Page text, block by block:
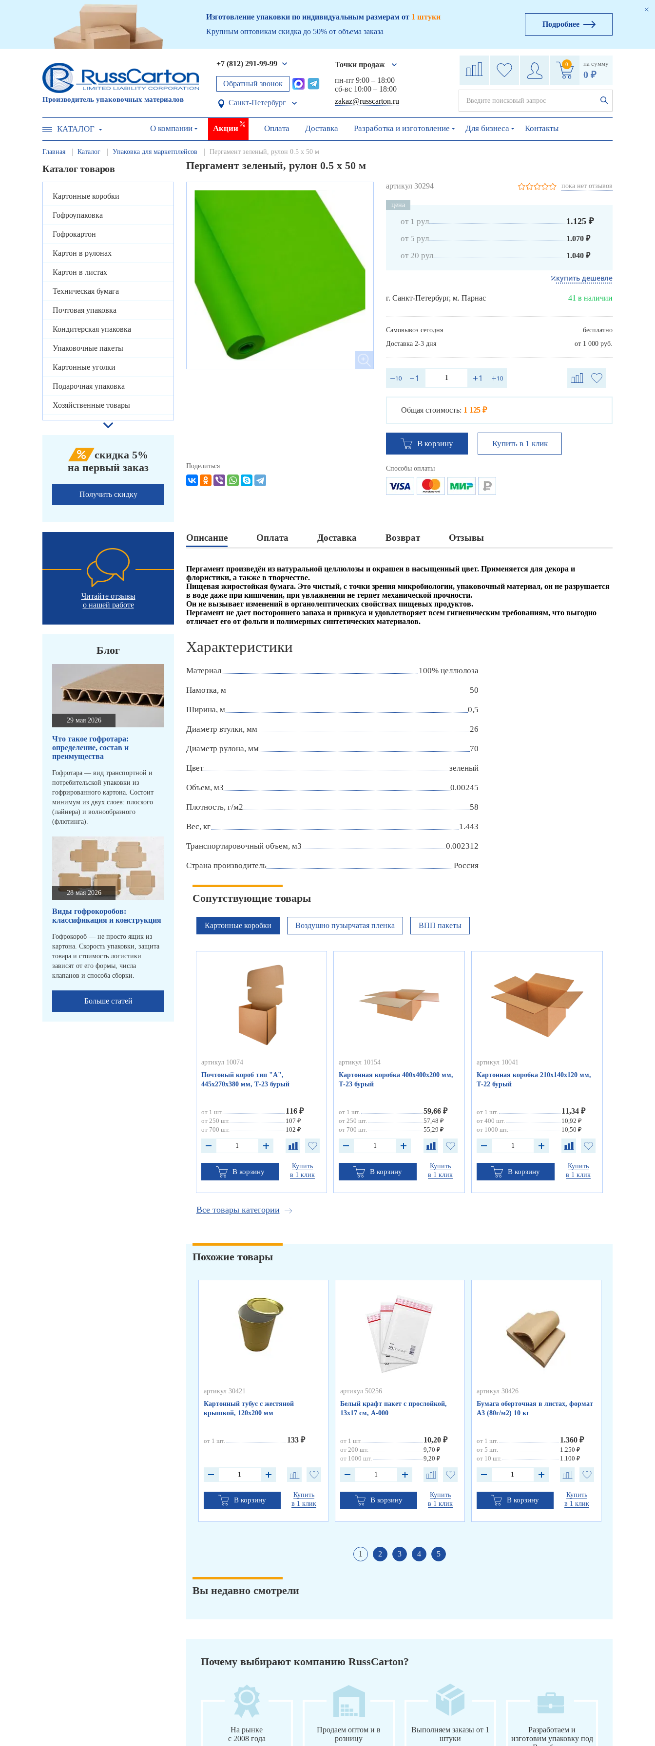
Изготовление упаковки по индивидуальным размерам от 1 штуки
Крупным оптовикам скидка до 50% от объема заказа
Подробнее
Производитель упаковочных материалов
+7 (812) 291-99-99
Обратный звонок
Санкт-Петербург
Точки продаж
пн-пт 9:00 – 18:00
сб-вс 10:00 – 18:00
zakaz@russcarton.ru
0 на сумму
0 ₽
КАТАЛОГ О компании Акции Оплата Доставка Разработка и изготовление Для бизнеса Контакты
Главная Каталог Упаковка для маркетплейсов Пергамент зеленый, рулон 0.5 х 50 м
Каталог товаров
Картонные коробки
Гофроупаковка
Гофрокартон
Картон в рулонах
Картон в листах
Техническая бумага
Почтовая упаковка
Кондитерская упаковка
Упаковочные пакеты
Картонные уголки
Подарочная упаковка
Хозяйственные товары
скидка 5%
на первый заказ
Получить скидку
Читайте отзывы
о нашей работе
Блог
29 мая 2026
Что такое гофротара:
определение, состав и
преимущества
Гофротара — вид транспортной и
потребительской упаковки из
гофрированного картона. Состоит
минимум из двух слоев: плоского
(лайнера) и волнообразного
(флютинга).
28 мая 2026
Виды гофрокоробов:
классификация и конструкция
Гофрокороб — не просто ящик из
картона. Скорость упаковки, защита
товара и стоимость логистики
зависят от его формы, числа
клапанов и способа сборки.
Больше статей
Пергамент зеленый, рулон 0.5 х 50 м
артикул 30294 пока нет отзывов
цена
от 1 рул 1.125 ₽
от 5 рул 1.070 ₽
от 20 рул 1.040 ₽
купить дешевле
г. Санкт-Петербург, м. Парнас 41 в наличии
Самовывоз сегодня
бесплатно
Доставка 2-3 дня
от 1 000 руб.
Общая стоимость: 1 125 ₽
В корзину Купить в 1 клик
Поделиться Способы оплаты
Описание Оплата Доставка Возврат Отзывы
Пергамент произведён из натуральной целлюлозы и окрашен в насыщенный цвет. Применяется для декора и
флористики, а также в творчестве.
Пищевая жиростойкая бумага. Это чистый, с точки зрения микробиологии, упаковочный материал, он не разрушается
в воде даже при кипячении, при увлажнении не теряет механической прочности.
Он не вызывает изменений в органолептических свойствах пищевых продуктов.
Пергамент не дает постороннего запаха и привкуса и удовлетворяет всем гигиеническим требованиям, что выгодно
отличает его от фольги и полимерных синтетических материалов.
Характеристики
Материал 100% целлюлоза
Намотка, м 50
Ширина, м 0,5
Диаметр втулки, мм 26
Диаметр рулона, мм 70
Цвет зеленый
Объем, м3 0.00245
Плотность, г/м2 58
Вес, кг 1.443
Транспортировочный объем, м3 0.002312
Страна производитель Россия
Сопутствующие товары
Картонные коробки Воздушно пузырчатая пленка ВПП пакеты
артикул 10074
Почтовый короб тип "А",
445х270х380 мм, Т-23 бурый
от 1 шт. 116 ₽
от 250 шт.
107 ₽
от 700 шт.
102 ₽
В корзину
Купить
в 1 клик
артикул 10154
Картонная коробка 400х400х200 мм,
Т-23 бурый
от 1 шт. 59,66 ₽
от 250 шт.
57,48 ₽
от 700 шт.
55,29 ₽
В корзину
Купить
в 1 клик
артикул 10041
Картонная коробка 210х140х120 мм,
Т-22 бурый
от 1 шт. 11,34 ₽
от 400 шт.
10,92 ₽
от 1000 шт.
10,50 ₽
В корзину
Купить
в 1 клик
Все товары категории
Похожие товары
артикул 30421
Картонный тубус с жестяной
крышкой, 120х200 мм
от 1 шт. 133 ₽
В корзину
Купить
в 1 клик
артикул 50256
Белый крафт пакет с прослойкой,
13х17 см, А-000
от 1 шт. 10,20 ₽
от 200 шт.
9,70 ₽
от 1000 шт.
9,20 ₽
В корзину
Купить
в 1 клик
артикул 30426
Бумага оберточная в листах, формат
А3 (80г/м2) 10 кг
от 1 шт. 1.360 ₽
от 5 шт.
1.250 ₽
от 10 шт.
1.100 ₽
В корзину
Купить
в 1 клик
1 2 3 4 5
Вы недавно смотрели
Почему выбирают компанию RussCarton?
На рынке
с 2008 года
Продаем оптом и в
розницу
Выполняем заказы от 1
штуки
Разработаем и
изготовим упаковку под